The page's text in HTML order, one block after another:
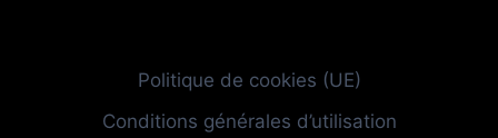
Politique de cookies (UE)
Conditions générales d’utilisation